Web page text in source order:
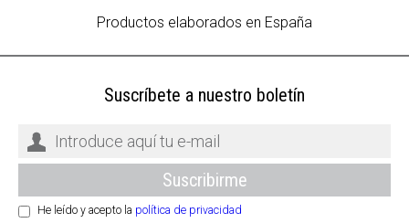
Productos elaborados en España
Suscríbete a nuestro boletín
He leído y acepto la política de privacidad